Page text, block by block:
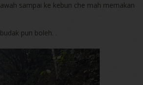
sampai ke kebun che mah memakan
pun boleh. .